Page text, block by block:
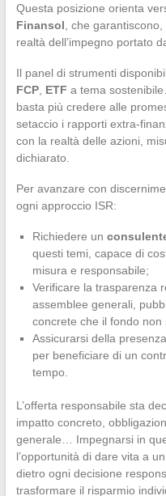
Questa posizione orienta
Finansol , che
realtà dell’impegno portato
Il panel di strumenti
FCP, ETF a tema
basta più credere alle
setaccio i rapporti extra-
con la realtà delle azioni,
dichiarato.
Per avanzare con
ogni approccio ISR:
Richiedere un
questi temi, capace di
misura e responsabile;
Verificare la trasparenza
assemblee generali,
concrete che il fondo
Assicurarsi della
per beneficiare di un
tempo.
L’offerta responsabile sta
impatto concreto,
generale… Impegnarsi in
l’opportunità di dare vita a
dietro ogni decisione
trasformare il risparmio